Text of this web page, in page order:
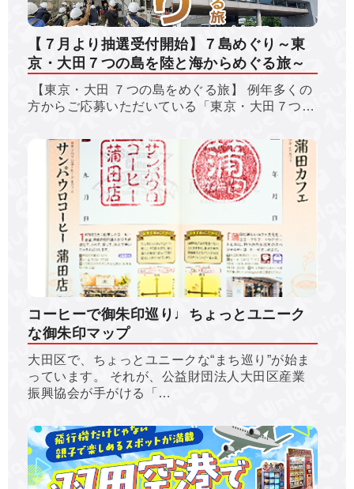
【７月より抽選受付開始】７島めぐり～東
京・大田７つの島を陸と海からめぐる旅～
【東京・大田 ７つの島をめぐる旅】 例年多くの
方からご応募いただいている「東京・大田７つ…
コーヒーで御朱印巡り♩ちょっとユニーク
な御朱印マップ
大田区で、ちょっとユニークな“まち巡り”が始ま
っています。 それが、公益財団法人大田区産業
振興協会が手がける「…